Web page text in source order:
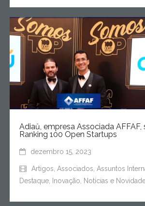
Adiaŭ, empresa Associada AFFAF,
Ranking 100 Open Startups
dezembro 15, 2023
Artigos Associados Assuntos
Destaque
Inovação Notícias e